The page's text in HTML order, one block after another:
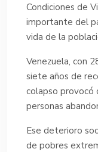
Condiciones de
importante del
vida de la
Venezuela, con
siete años de
colapso provocó
personas
Ese deterioro
de pobres